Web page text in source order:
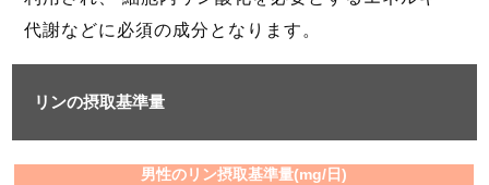
代謝などに必須の成分となります。
リンの摂取基準量
男性のリン摂取基準量(mg/日)